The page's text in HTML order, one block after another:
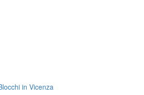
in Vicenza